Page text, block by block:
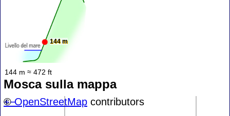
144 m
144 m ≈ 472 ft
Mosca sulla mappa
+−
©OpenStreetMap contributors